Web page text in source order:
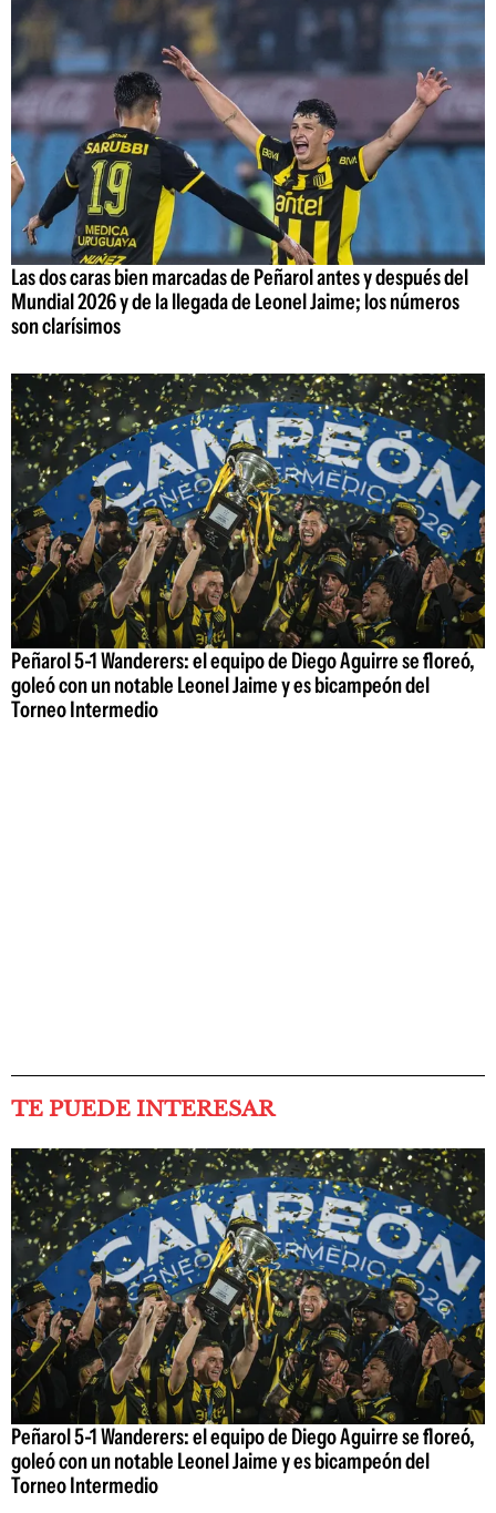
Las dos caras bien marcadas de Peñarol antes y después del
Mundial 2026 y de la llegada de Leonel Jaime; los números
son clarísimos
Peñarol 5-1 Wanderers: el equipo de Diego Aguirre se floreó,
goleó con un notable Leonel Jaime y es bicampeón del
Torneo Intermedio
TE PUEDE INTERESAR
Peñarol 5-1 Wanderers: el equipo de Diego Aguirre se floreó,
goleó con un notable Leonel Jaime y es bicampeón del
Torneo Intermedio